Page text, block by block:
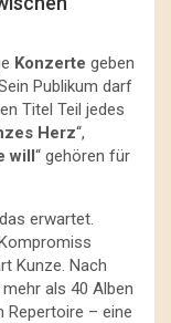
Konzerte geben
Publikum darf
Titel Teil jedes
Herz“,
will“ gehören für
erwartet.
Kunze. Nach
als 40 Alben
Repertoire – eine